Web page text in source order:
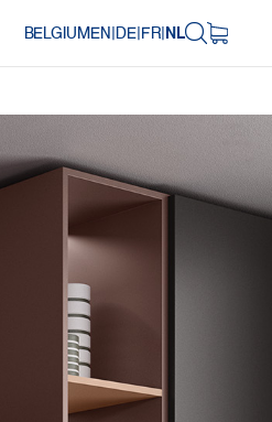
BELGIUMEN|DE|FR|NL